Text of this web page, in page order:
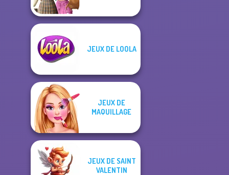
JEUX DE LOOLA
JEUX DE
MAQUILLAGE
JEUX DE SAINT
VALENTIN